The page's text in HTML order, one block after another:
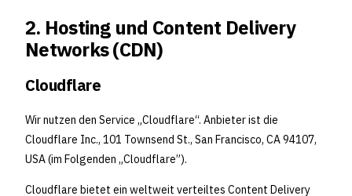
2. Hosting und Content Delivery
Networks (CDN)
Cloudflare
Wir nutzen den Service „Cloudflare“. Anbieter ist die
Cloudflare Inc., 101 Townsend St., San Francisco, CA 94107,
USA (im Folgenden „Cloudflare”).
Cloudflare bietet ein weltweit verteiltes Content Delivery